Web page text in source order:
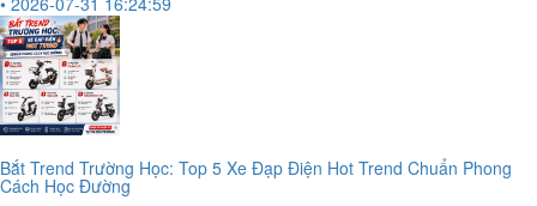
Bắt Trend Trường Học: Top 5 Xe Đạp Điện Hot Trend Chuẩn Phong
Cách Học Đường